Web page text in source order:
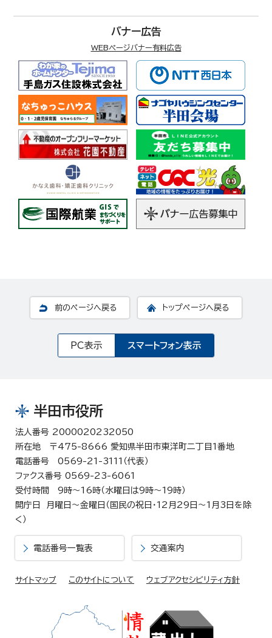
バナー広告
WEBページバナー有料広告
前のページへ戻る トップページへ戻る
PC表示 スマートフォン表示
半田市役所
法人番号 2000020232050
所在地 〒475-8666 愛知県半田市東洋町二丁目1番地
電話番号 0569-21-3111（代表）
ファクス番号 0569-23-6061
受付時間 9時～16時（水曜日は9時～19時）
開庁日 月曜日～金曜日（国民の祝日・12月29日～1月3日を除
く）
電話番号一覧表 交通案内
サイトマップ このサイトについて ウェブアクセシビリティ方針